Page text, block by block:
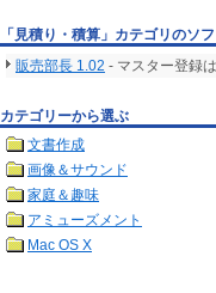
「見積り・積算」カテゴリのソ
販売部長 1.02 - マスター登録
カテゴリーから選ぶ
文書作成
画像＆サウンド
家庭＆趣味
アミューズメント
Mac OS X